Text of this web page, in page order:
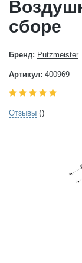
сборе
Бренд: Putzmeister
Артикул: 400969
Отзывы ()